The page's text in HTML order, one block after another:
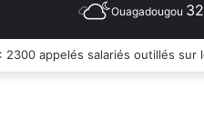
Ouagadougou 32